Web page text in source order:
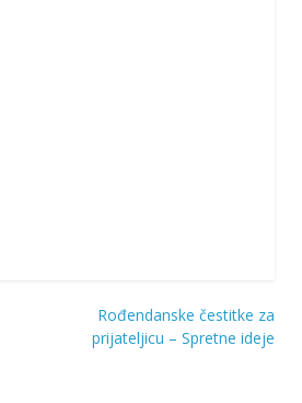
Rođendanske čestitke za
prijateljicu – Spretne ideje